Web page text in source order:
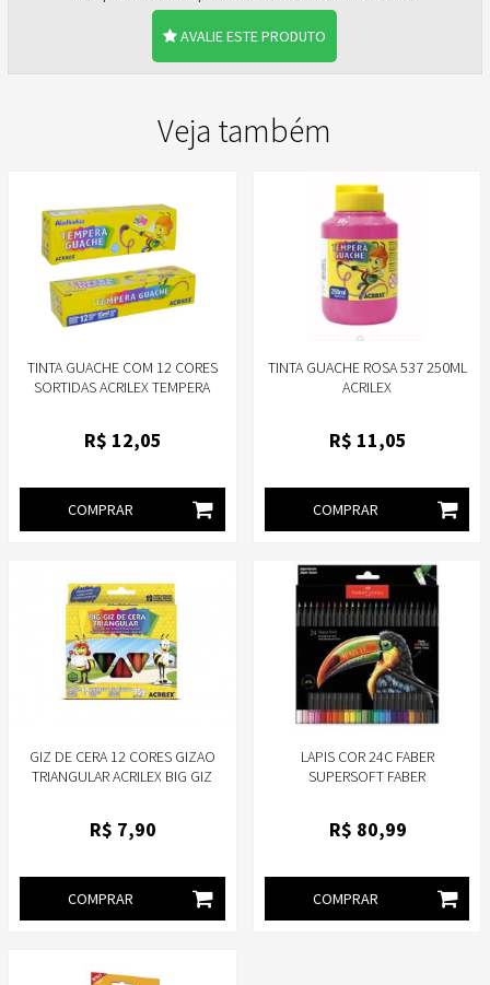
AVALIE ESTE PRODUTO
Veja também
TINTA GUACHE COM 12 CORES
SORTIDAS ACRILEX TEMPERA
R$ 12,05
COMPRAR
TINTA GUACHE ROSA 537 250ML
ACRILEX
R$ 11,05
COMPRAR
GIZ DE CERA 12 CORES GIZAO
TRIANGULAR ACRILEX BIG GIZ
R$ 7,90
COMPRAR
LAPIS COR 24C FABER
SUPERSOFT FABER
R$ 80,99
COMPRAR